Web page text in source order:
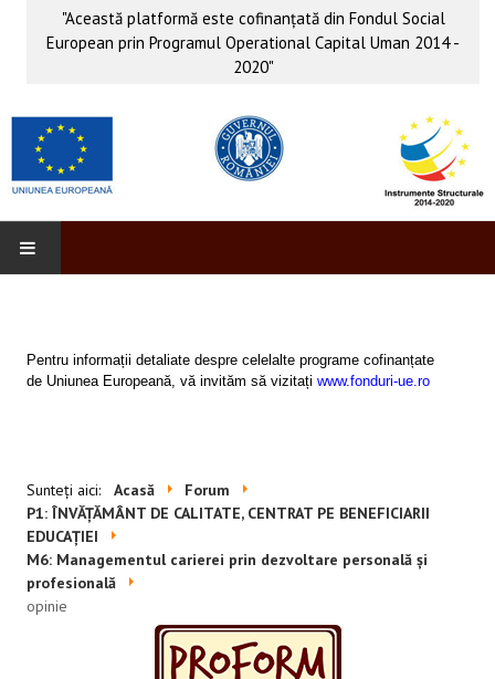
"Această platformă este cofinanţată din Fondul Social
European prin Programul Operational Capital Uman 2014 -
2020"
INFO & PUB
Promovare
RESURSE EDUCAŢIONALE
Pentru educaţie incluzivă
Pentru management instituțional
Pentru informații detaliate despre celelalte programe cofinanțate
de Uniunea Europeană, vă invităm să vizitați www.fonduri-ue.ro
Sunteți aici: Acasă
Forum
P1: ÎNVĂȚĂMÂNT DE CALITATE, CENTRAT PE BENEFICIARII
EDUCAȚIEI
M6: Managementul carierei prin dezvoltare personală și
profesională
opinie